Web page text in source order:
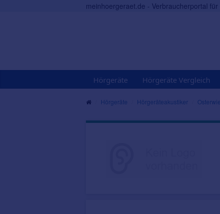
meinhoergeraet.de - Verbraucherportal
Hörgeräte Hörgeräte Vergleich
Hörgeräte Hörgeräteakustiker